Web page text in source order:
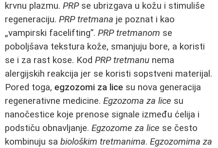
krvnu plazmu. PRPse ubrizgava u kožu i stimuliše
regeneraciju. PRP tretmana je poznat i kao
„vampirski facelifting”. PRP tretmanom se
poboljšava tekstura kože, smanjuju bore, a koristi
se i za rast kose. Kod PRP tretmanu nema
alergijskih reakcija jer se koristi sopstveni materijal.
Pored toga, egzozomi za lice su nova generacija
regenerativne medicine. Egzozoma za lice su
nanočestice koje prenose signale između ćelija i
podstiču obnavljanje. Egzozome za lice se često
kombinuju sa biološkim tretmanima. Egzozomima za